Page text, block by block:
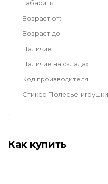
Габариты
Возраст от
Возраст до
Наличие
Наличие на складах
Код производителя
Стикер Полесье-игрушки
Как купить